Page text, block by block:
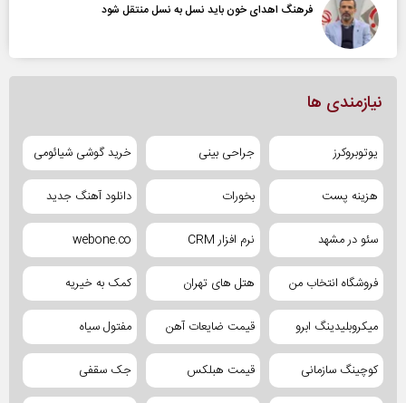
فرهنگ اهدای خون باید نسل به نسل منتقل شود
نیازمندی ها
یوتوبروکرز جراحی بینی خرید گوشی شیائومی
هزینه پست بخورات دانلود آهنگ جدید
سئو در مشهد نرم افزار CRM webone.co
فروشگاه انتخاب من هتل های تهران کمک به خیریه
میکروبلیدینگ ابرو قیمت ضایعات آهن مفتول سیاه
کوچینگ سازمانی قیمت هبلکس جک سقفی